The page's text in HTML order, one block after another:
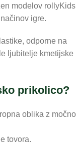
modelov rollyKids
igre.
odporne na
ljubitelje kmetijske
prikolico?
oblika z močno
tovora.